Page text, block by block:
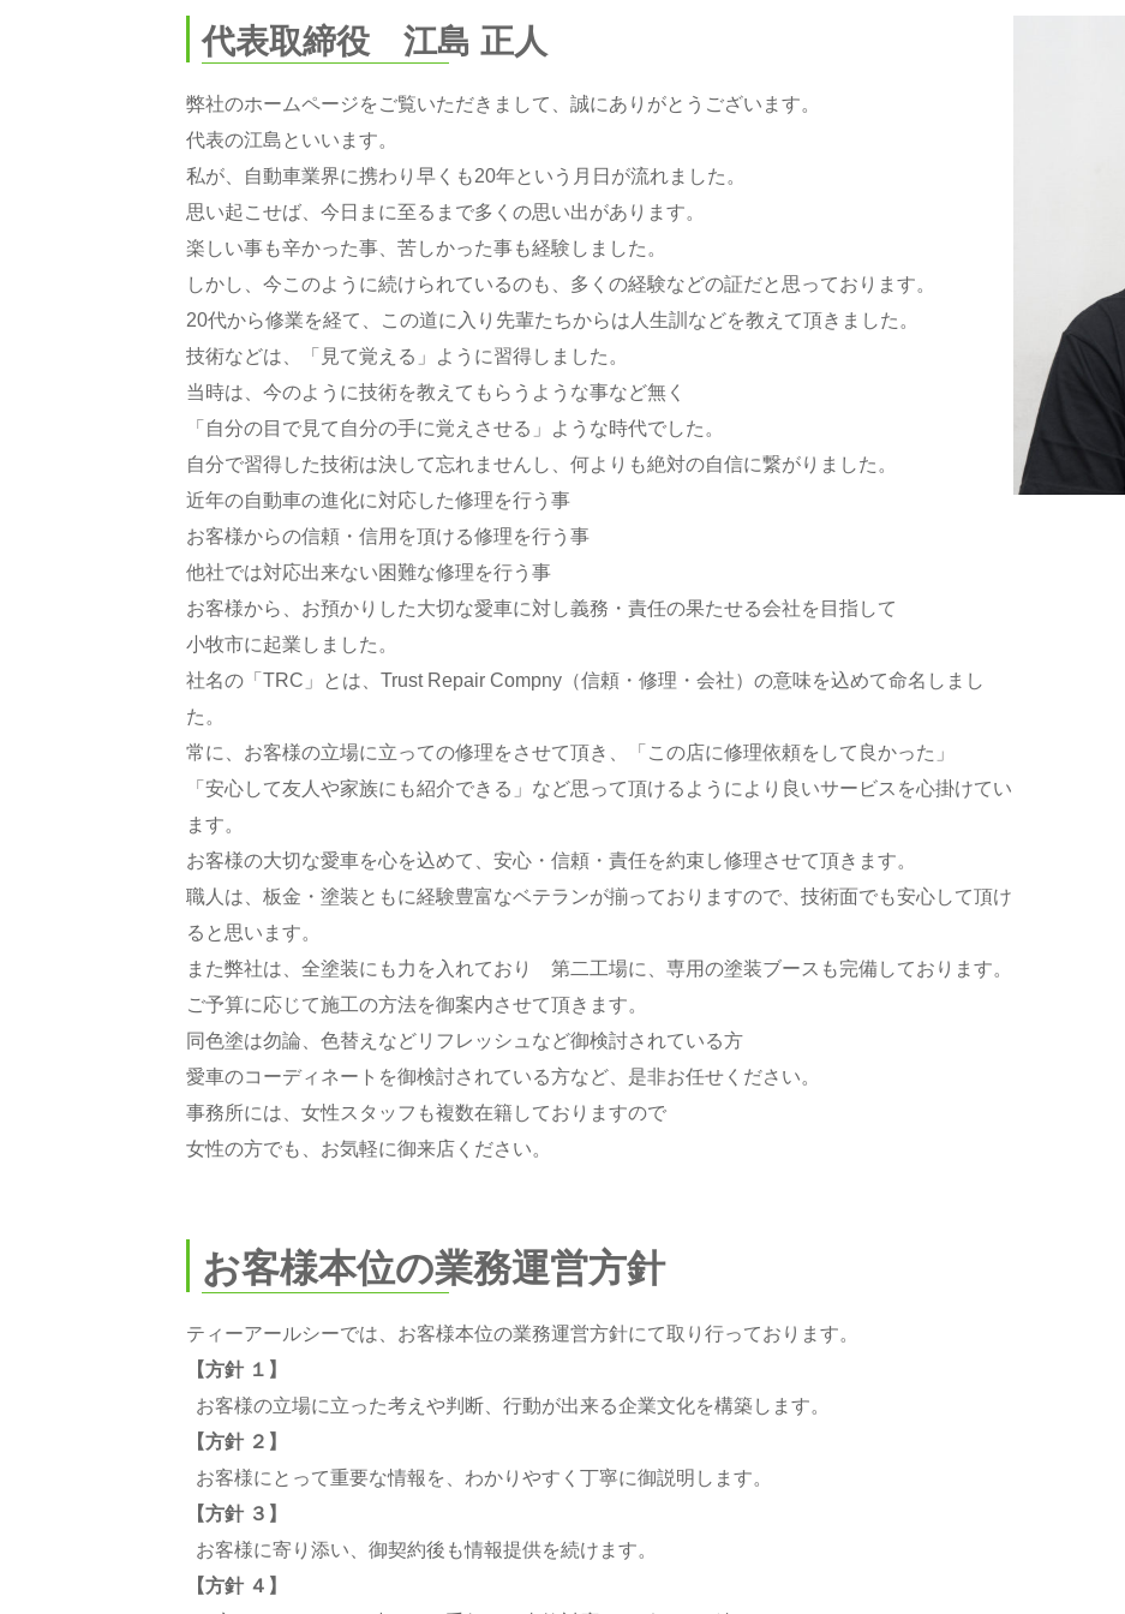
代表取締役 江島 正人
弊社のホームページをご覧いただきまして、誠にありがとうございます。
代表の江島といいます。
私が、自動車業界に携わり早くも20年という月日が流れました。
思い起こせば、今日まに至るまで多くの思い出があります。
楽しい事も辛かった事、苦しかった事も経験しました。
しかし、今このように続けられているのも、多くの経験などの証だと思っております。
20代から修業を経て、この道に入り先輩たちからは人生訓などを教えて頂きました。
技術などは、「見て覚える」ように習得しました。
当時は、今のように技術を教えてもらうような事など無く
「自分の目で見て自分の手に覚えさせる」ような時代でした。
自分で習得した技術は決して忘れませんし、何よりも絶対の自信に繋がりました。
近年の自動車の進化に対応した修理を行う事
お客様からの信頼・信用を頂ける修理を行う事
他社では対応出来ない困難な修理を行う事
お客様から、お預かりした大切な愛車に対し義務・責任の果たせる会社を目指して
小牧市に起業しました。
社名の「TRC」とは、Trust Repair Compny（信頼・修理・会社）の意味を込めて命名しまし
た。
常に、お客様の立場に立っての修理をさせて頂き、「この店に修理依頼をして良かった」
「安心して友人や家族にも紹介できる」など思って頂けるようにより良いサービスを心掛けてい
ます。
お客様の大切な愛車を心を込めて、安心・信頼・責任を約束し修理させて頂きます。
職人は、板金・塗装ともに経験豊富なベテランが揃っておりますので、技術面でも安心して頂け
ると思います。
また弊社は、全塗装にも力を入れており 第二工場に、専用の塗装ブースも完備しております。
ご予算に応じて施工の方法を御案内させて頂きます。
同色塗は勿論、色替えなどリフレッシュなど御検討されている方
愛車のコーディネートを御検討されている方など、是非お任せください。
事務所には、女性スタッフも複数在籍しておりますので
女性の方でも、お気軽に御来店ください。
お客様本位の業務運営方針
ティーアールシーでは、お客様本位の業務運営方針にて取り行っております。
【方針 １】
お客様の立場に立った考えや判断、行動が出来る企業文化を構築します。
【方針 ２】
お客様にとって重要な情報を、わかりやすく丁寧に御説明します。
【方針 ３】
お客様に寄り添い、御契約後も情報提供を続けます。
【方針 ４】